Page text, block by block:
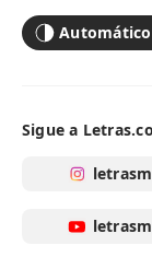
Automático
Sigue a